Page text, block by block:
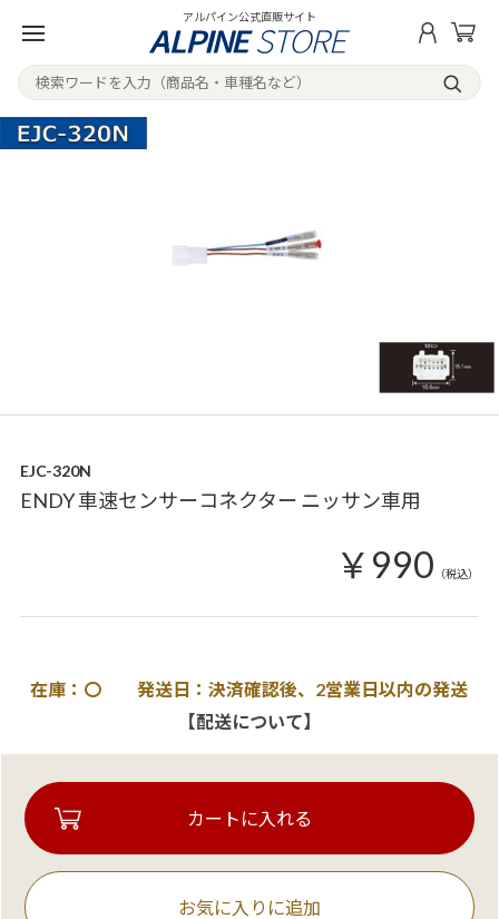
アルパイン公式直販サイト
EJC-320N
ENDY 車速センサーコネクター ニッサン車用
￥990 （税込）
在庫：〇 発送日：決済確認後、2営業日以内の発送
【配送について】
お気に入りに追加